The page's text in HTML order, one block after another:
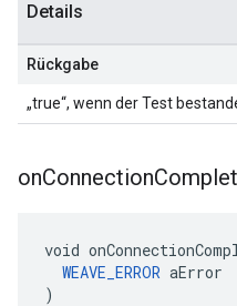
Details
Rückgabe
„true“, wenn der Test
onConnection
void
WEAVE_ERROR aError
)